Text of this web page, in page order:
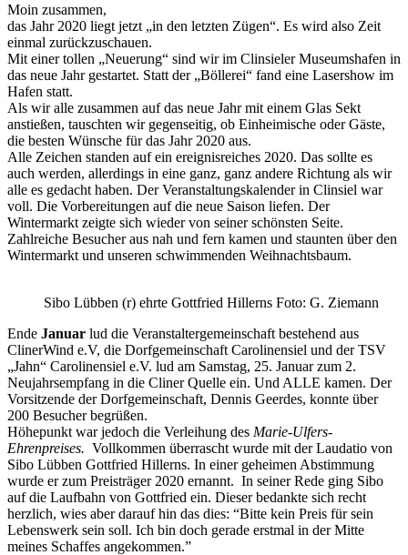
Moin zusammen,
das Jahr 2020 liegt jetzt „in den letzten Zügen“. Es wird also Zeit
einmal zurückzuschauen.
Mit einer tollen „Neuerung“ sind wir im Clinsieler Museumshafen in
das neue Jahr gestartet. Statt der „Böllerei“ fand eine Lasershow im
Hafen statt.
Als wir alle zusammen auf das neue Jahr mit einem Glas Sekt
anstießen, tauschten wir gegenseitig, ob Einheimische oder Gäste,
die besten Wünsche für das Jahr 2020 aus.
Alle Zeichen standen auf ein ereignisreiches 2020. Das sollte es
auch werden, allerdings in eine ganz, ganz andere Richtung als wir
alle es gedacht haben. Der Veranstaltungskalender in Clinsiel war
voll. Die Vorbereitungen auf die neue Saison liefen. Der
Wintermarkt zeigte sich wieder von seiner schönsten Seite.
Zahlreiche Besucher aus nah und fern kamen und staunten über den
Wintermarkt und unseren schwimmenden Weihnachtsbaum.
Sibo Lübben (r) ehrte Gottfried Hillerns Foto: G. Ziemann
Ende Januar lud die Veranstaltergemeinschaft bestehend aus
ClinerWind e.V, die Dorfgemeinschaft Carolinensiel und der TSV
„Jahn“ Carolinensiel e.V. lud am Samstag, 25. Januar zum 2.
Neujahrsempfang in die Cliner Quelle ein. Und ALLE kamen. Der
Vorsitzende der Dorfgemeinschaft, Dennis Geerdes, konnte über
200 Besucher begrüßen.
Höhepunkt war jedoch die Verleihung des Marie-Ulfers-
Ehrenpreises. Vollkommen überrascht wurde mit der Laudatio von
Sibo Lübben Gottfried Hillerns. In einer geheimen Abstimmung
wurde er zum Preisträger 2020 ernannt. In seiner Rede ging Sibo
auf die Laufbahn von Gottfried ein. Dieser bedankte sich recht
herzlich, wies aber darauf hin das dies: “Bitte kein Preis für sein
Lebenswerk sein soll. Ich bin doch gerade erstmal in der Mitte
meines Schaffes angekommen.”